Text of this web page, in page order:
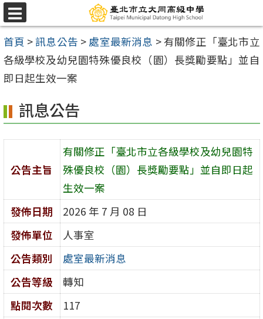
跳
至
主
要
內
區
選
單
首頁 >訊息公告 > 處室最新消息 > 有關修正「臺北市立
各級學校及幼兒園特殊優良校（園）長獎勵要點」並自
即日起生效一案
訊息公告
公告主旨
有關修正「臺北市立各級學校及幼兒園特
殊優良校（園）長獎勵要點」並自即日起
生效一案
發佈日期
2026 年 7 月 08 日
發佈單位
人事室
公告類別
處室最新消息
公告等級
轉知
點閱次數
117